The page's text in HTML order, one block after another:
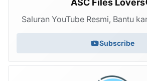
ASC Files Lovers
Saluran YouTube Resmi, Bantu
Subscribe